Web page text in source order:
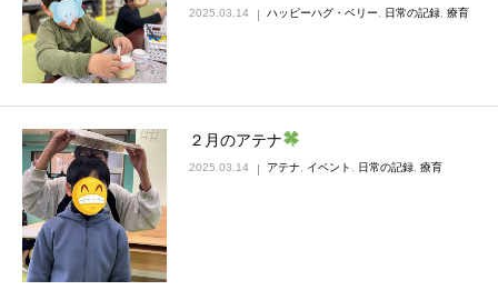
2025.03.14 ハッピーハグ・ベリー, 日常の記録, 療育
２月のアテナ
2025.03.14 アテナ イベント 日常の記録 療育